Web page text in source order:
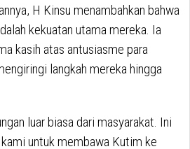
H Kinsu menambahkan bahwa
kekuatan utama mereka. Ia
kasih atas antusiasme para
langkah mereka hingga
luar biasa dari masyarakat. Ini
untuk membawa Kutim ke